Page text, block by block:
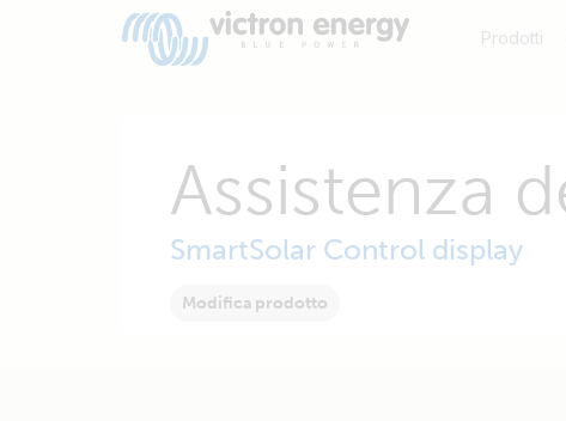
Prodotti
Assistenza
SmartSolar Control display
Modifica prodotto